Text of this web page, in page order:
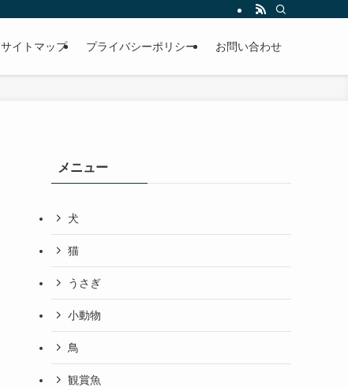
サイトマップ プライバシーポリシー お問い合わせ
メニュー
犬
猫
うさぎ
小動物
鳥
観賞魚